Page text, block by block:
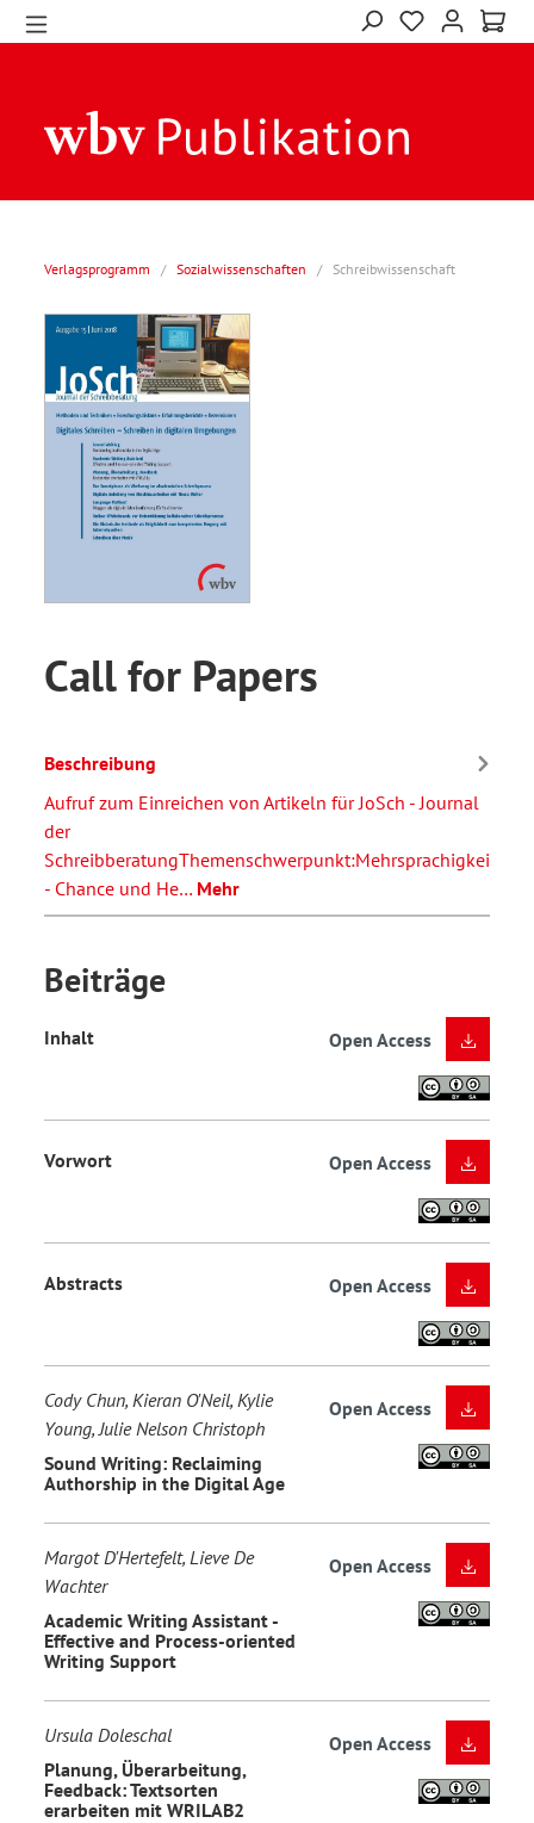
Verlagsprogramm / Sozialwissenschaften / Schreibwissenschaft
Call for Papers
Beschreibung
Aufruf zum Einreichen von Artikeln für JoSch - Journal
der
SchreibberatungThemenschwerpunkt:Mehrsprachigkeit
- Chance und He… Mehr
Beiträge
Inhalt Open Access
Vorwort Open Access
Abstracts Open Access
Cody Chun, Kieran O'Neil, Kylie
Young, Julie Nelson Christoph
Sound Writing: Reclaiming
Authorship in the Digital Age
Open Access
Margot D'Hertefelt, Lieve De
Wachter
Academic Writing Assistant -
Effective and Process-oriented
Writing Support
Open Access
Ursula Doleschal
Planung, Überarbeitung,
Feedback: Textsorten
erarbeiten mit WRILAB2
Open Access